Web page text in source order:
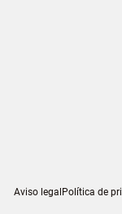
Aviso legalPolítica de